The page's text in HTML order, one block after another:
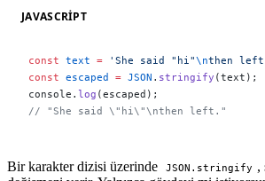
JAVASCRIPT
const text = 'She said "hi"\nthen
const escaped = JSON . stringify (text);
console. log (escaped);
// "She said \"hi\"\nthen left."
Bir karakter dizisi üzerinde JSON.stringify ,